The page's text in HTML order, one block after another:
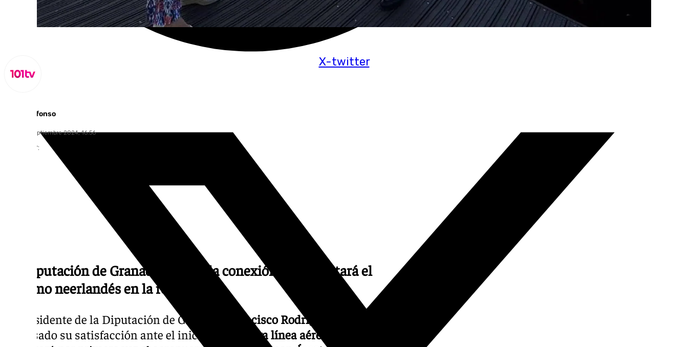
X-twitter
Miguel Alfonso
lunes, 30 septiembre 2024, 16:56
Compartir:
La Diputación de Granada celebra la conexión que facilitará el
turismo neerlandés en la región
El presidente de la Diputación de Granada, Francisco Rodríguez
expresado su satisfacción ante el inicio de la
nueva línea aérea